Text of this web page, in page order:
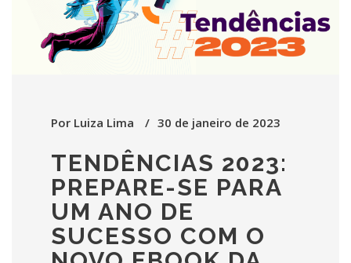
Por Luiza Lima 30 de janeiro de 2023
TENDÊNCIAS 2023:
PREPARE-SE PARA
UM ANO DE
SUCESSO COM O